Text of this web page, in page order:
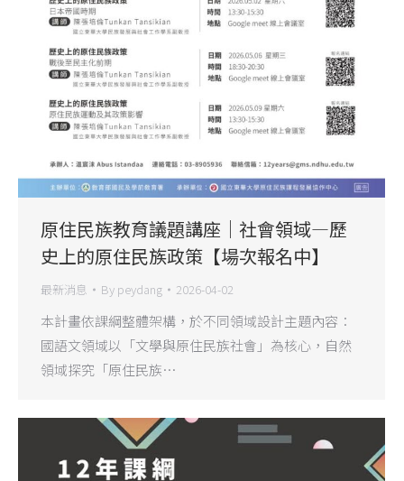
原住民族教育議題講座｜社會領域—歷
史上的原住民族政策【場次報名中】
最新消息 By peydang 2026-04-02
本計畫依課綱整體架構，於不同領域設計主題內容：
國語文領域以「文學與原住民族社會」為核心，自然
領域探究「原住民族…